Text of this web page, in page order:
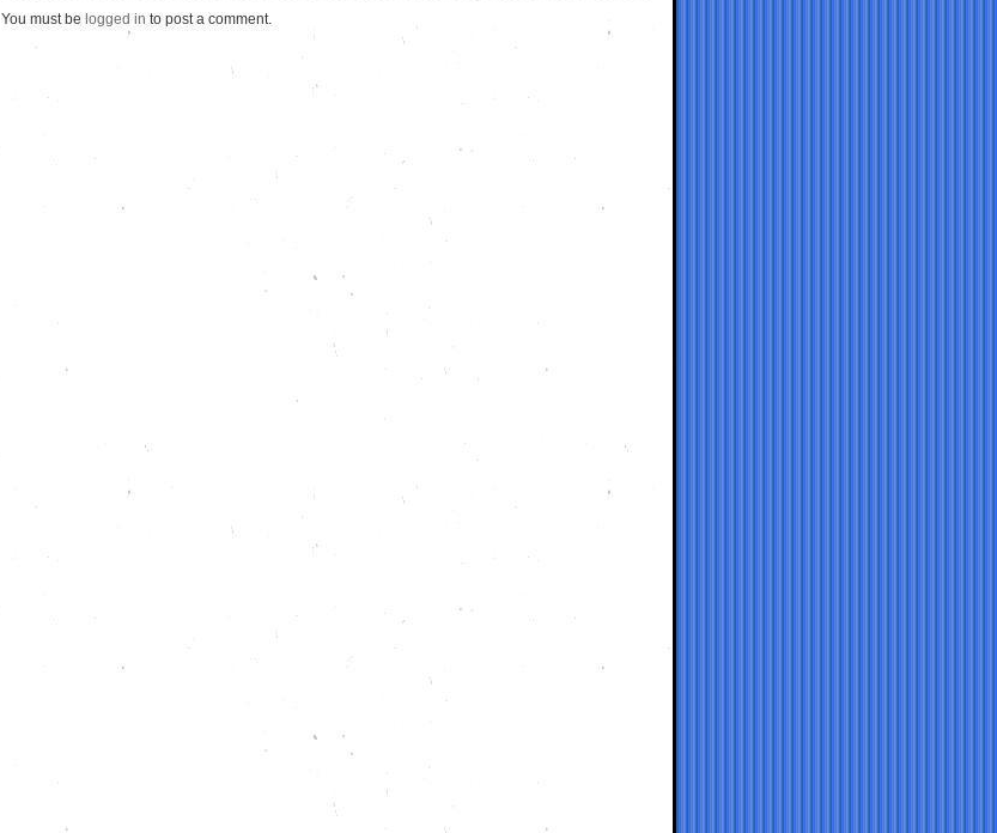
You must be logged in to post a comment.